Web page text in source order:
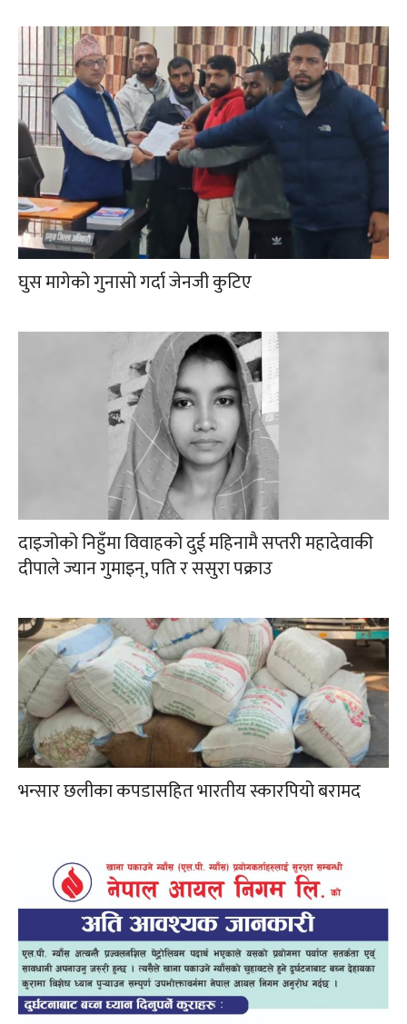
घुस मागेको गुनासो गर्दा जेनजी कुटिए
दाइजोको निहुँमा विवाहको दुई महिनामै सप्तरी महादेवाकी
दीपाले ज्यान गुमाइन्, पति र ससुरा पक्राउ
भन्सार छलीका कपडासहित भारतीय स्कारपियो बरामद